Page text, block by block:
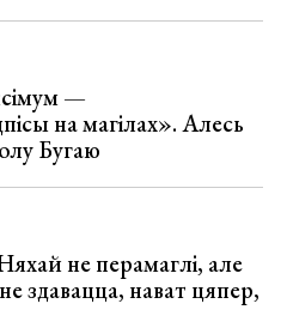
—
на магілах». Алесь
Бугаю
не перамаглі, але
здавацца, нават цяпер,